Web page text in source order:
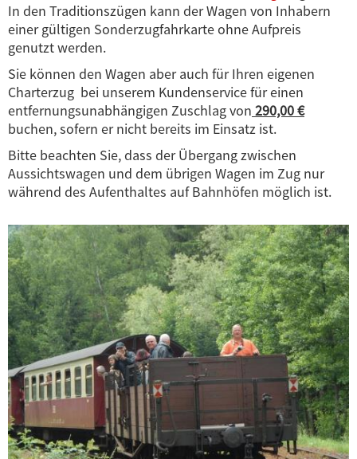
In den Traditionszügen kann der Wagen von Inhabern
einer gültigen Sonderzugfahrkarte ohne Aufpreis
genutzt werden.
Sie können den Wagen aber auch für Ihren eigenen
Charterzug bei unserem Kundenservice für einen
entfernungsunabhängigen Zuschlag von 290,00 €
buchen, sofern er nicht bereits im Einsatz ist.
Bitte beachten Sie, dass der Übergang zwischen
Aussichtswagen und dem übrigen Wagen im Zug nur
während des Aufenthaltes auf Bahnhöfen möglich ist.